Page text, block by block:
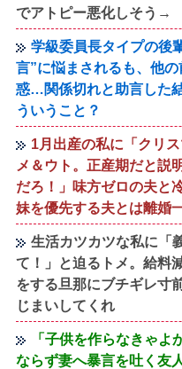
でアトピー悪化しそう→
学級委員長タイプの後
言”に悩まされるも、他
惑…関係切れと助言した
ういうこと？
1月出産の私に「クリ
メ＆ウト。正産期だと説
だろ！」味方ゼロの夫と
妹を優先する夫とは離婚
生活カツカツな私に「
て！」と迫るトメ。給料
をする旦那にブチギレ寸
じまいしてくれ
「子供を作らなきゃ
ならず妻へ暴言を吐く友